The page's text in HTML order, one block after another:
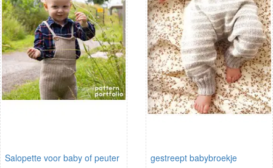
Salopette voor baby of peuter gestreept babybroekje